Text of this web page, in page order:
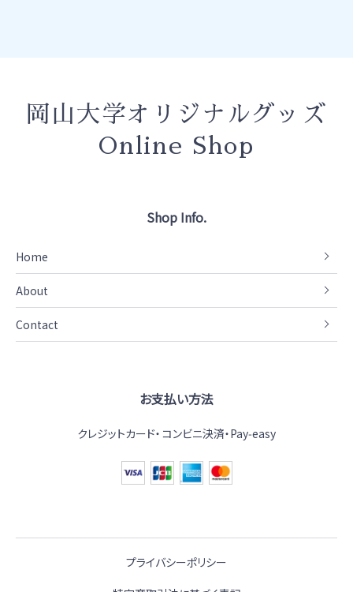
岡山大学オリジナルグッズ
Online Shop
Shop Info.
Home
About
Contact
お支払い方法
クレジットカード コンビニ決済・Pay‑easy
プライバシーポリシー